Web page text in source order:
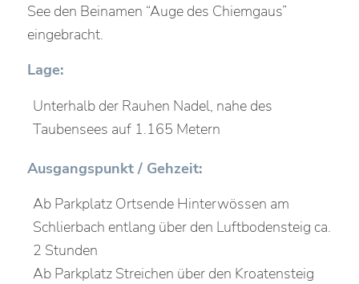
See den Beinamen “Auge des Chiemgaus”
eingebracht.
Lage:
Unterhalb der Rauhen Nadel, nahe des
Taubensees auf 1.165 Metern
Ausgangspunkt / Gehzeit:
Ab Parkplatz Ortsende Hinterwössen am
Schlierbach entlang über den Luftbodensteig ca.
2 Stunden
Ab Parkplatz Streichen über den Kroatensteig